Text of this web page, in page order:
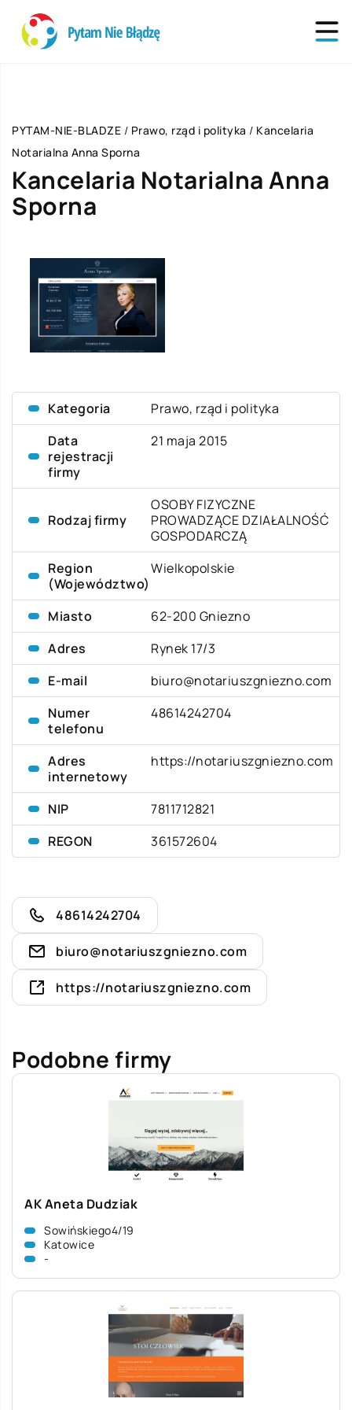
PYTAM-NIE-BLADZE / Prawo, rząd i polityka / Kancelaria
Notarialna Anna Sporna
Kancelaria Notarialna Anna
Sporna
Kategoria
Prawo, rząd i polityka
Data
rejestracji
firmy
21 maja 2015
Rodzaj firmy
OSOBY FIZYCZNE
PROWADZĄCE DZIAŁALNOŚĆ
GOSPODARCZĄ
Region
(Województwo)
Wielkopolskie
Miasto
62-200 Gniezno
Adres
Rynek 17/3
E-mail
biuro@notariuszgniezno.com
Numer
telefonu
48614242704
Adres
internetowy
https://notariuszgniezno.com
NIP
7811712821
REGON
361572604
48614242704
biuro@notariuszgniezno.com
https://notariuszgniezno.com
Podobne firmy
AK Aneta Dudziak
Sowińskiego4/19
Katowice
-